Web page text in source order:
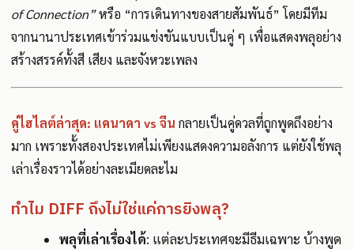
of Connection”หรือ “การเดินทางของสายสัมพันธ์” โดยมีทีม
จากนานาประเทศเข้าร่วมแข่งขันแบบเป็นคู่ ๆ เพื่อแสดงพลุอย่าง
สร้างสรรค์ทั้งสี เสียง และจังหวะเพลง
คู่ไฮไลต์ล่าสุด: แคนาดา vs จีน กลายเป็นคู่ดวลที่ถูกพูดถึงอย่าง
มาก เพราะทั้งสองประเทศไม่เพียงแสดงความอลังการ แต่ยังใช้พลุ
เล่าเรื่องราวได้อย่างละเมียดละไม
ทำไม DIFF ถึงไม่ใช่แค่การยิงพลุ?
พลุที่เล่าเรื่องได้: แต่ละประเทศจะมีธีมเฉพาะ บ้างพูด